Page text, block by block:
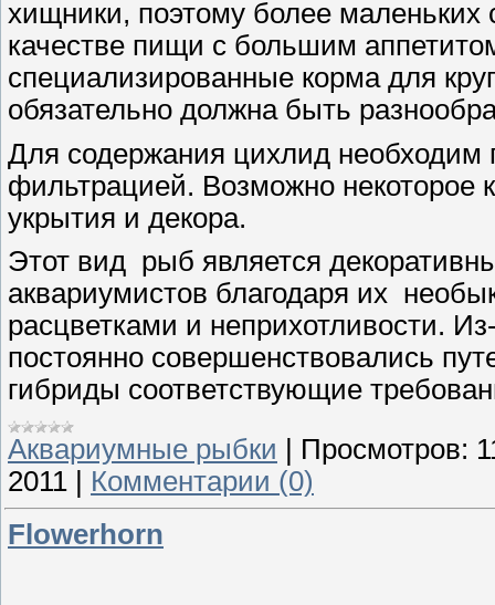
хищники, поэтому более
качестве пищи с большим
специализированные корма для
обязательно должна быть
Для содержания цихлид
фильтрацией. Возможно некоторое
укрытия и декора.
Этот вид рыб является
аквариумистов благодаря их
расцветками и неприхотливости.
постоянно совершенствовались
гибриды соответствующие
Аквариумные рыбки
Просмотров:
2011
Комментарии (0)
Flowerhorn